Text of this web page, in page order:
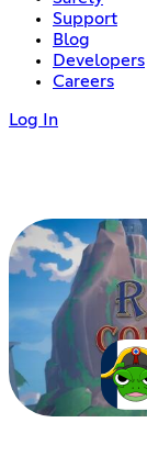
Support
Blog
Developers
Careers
Log In